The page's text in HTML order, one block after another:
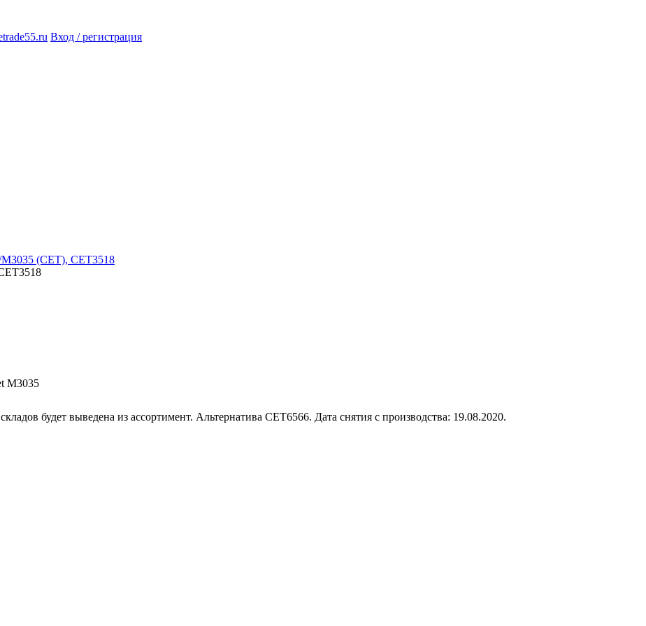
Вход / регистрация
M3035
будет выведена из ассортимент. Альтернатива CET6566. Дата снятия с производства: 19.08.2020.